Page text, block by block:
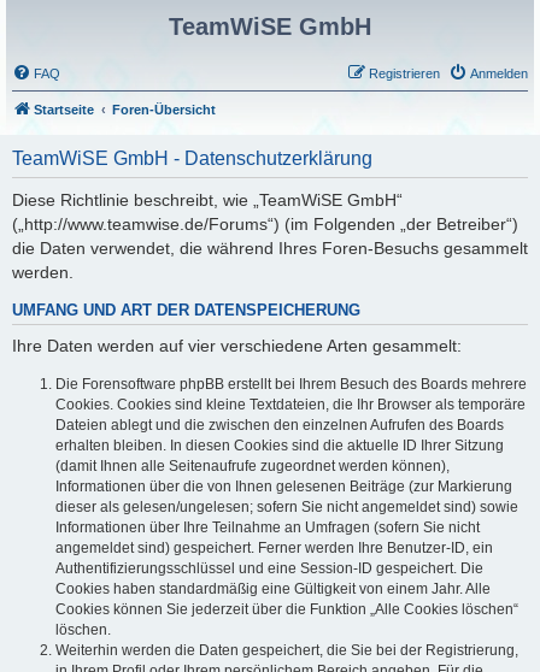
TeamWiSE GmbH
FAQ Anmelden
Registrieren
Startseite Foren-Übersicht
TeamWiSE GmbH - Datenschutzerklärung
Diese Richtlinie beschreibt, wie „TeamWiSE GmbH“
(„http://www.teamwise.de/Forums“) (im Folgenden „der Betreiber“)
die Daten verwendet, die während Ihres Foren-Besuchs gesammelt
werden.
UMFANG UND ART DER DATENSPEICHERUNG
Ihre Daten werden auf vier verschiedene Arten gesammelt:
Die Forensoftware phpBB erstellt bei Ihrem Besuch des Boards mehrere
Cookies. Cookies sind kleine Textdateien, die Ihr Browser als temporäre
Dateien ablegt und die zwischen den einzelnen Aufrufen des Boards
erhalten bleiben. In diesen Cookies sind die aktuelle ID Ihrer Sitzung
(damit Ihnen alle Seitenaufrufe zugeordnet werden können),
Informationen über die von Ihnen gelesenen Beiträge (zur Markierung
dieser als gelesen/ungelesen; sofern Sie nicht angemeldet sind) sowie
Informationen über Ihre Teilnahme an Umfragen (sofern Sie nicht
angemeldet sind) gespeichert. Ferner werden Ihre Benutzer-ID, ein
Authentifizierungsschlüssel und eine Session-ID gespeichert. Die
Cookies haben standardmäßig eine Gültigkeit von einem Jahr. Alle
Cookies können Sie jederzeit über die Funktion „Alle Cookies löschen“
löschen.
Weiterhin werden die Daten gespeichert, die Sie bei der Registrierung,